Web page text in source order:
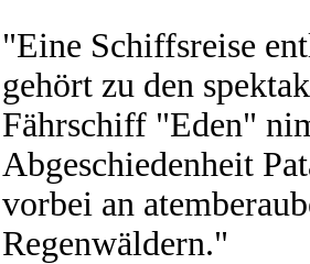
"Eine Schiffsreise
gehört zu den
Fährschiff "Eden"
Abgeschiedenheit
vorbei an
Regenwäldern."